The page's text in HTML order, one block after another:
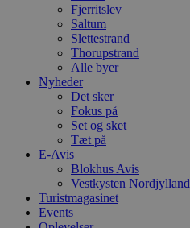
Fjerritslev
Saltum
Slettestrand
Thorupstrand
Alle byer
Nyheder
Det sker
Fokus på
Set og sket
Tæt på
E-Avis
Blokhus Avis
Vestkysten Nordjylland
Turistmagasinet
Events